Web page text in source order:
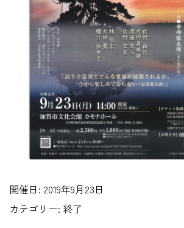
開催日: 2019年9月23日
カテゴリー: 終了